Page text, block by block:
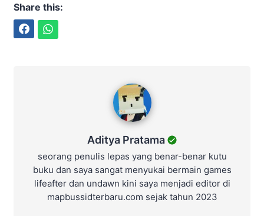
Share this:
Aditya Pratama
seorang penulis lepas yang benar-benar kutu
buku dan saya sangat menyukai bermain games
lifeafter dan undawn kini saya menjadi editor di
mapbussidterbaru.com sejak tahun 2023